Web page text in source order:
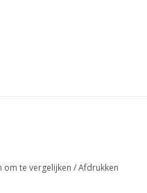
om te vergelijken /Afdrukken